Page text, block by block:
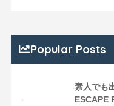
Popular Posts
素人でも
ESCAPE